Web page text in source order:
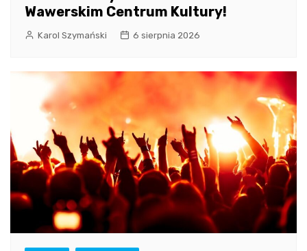
Wawerskim Centrum Kultury!
Karol Szymański 6 sierpnia 2026